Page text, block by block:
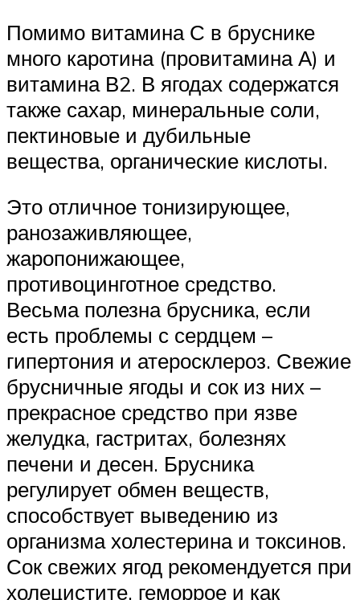
Помимо витамина С в бруснике
много каротина (провитамина А) и
витамина В2. В ягодах содержатся
также сахар, минеральные соли,
пектиновые и дубильные
вещества, органические кислоты.
Это отличное тонизирующее,
ранозаживляющее,
жаропонижающее,
противоцинготное средство.
Весьма полезна брусника, если
есть проблемы с сердцем –
гипертония и атеросклероз. Свежие
брусничные ягоды и сок из них –
прекрасное средство при язве
желудка, гастритах, болезнях
печени и десен. Брусника
регулирует обмен веществ,
способствует выведению из
организма холестерина и токсинов.
Сок свежих ягод рекомендуется при
холецистите, геморрое и как